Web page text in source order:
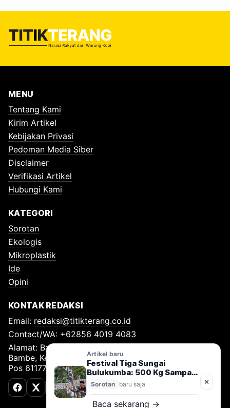
MENU
Tentang Kami
Kirim Artikel
Kebijakan Privasi
Pedoman Media Siber
Disclaimer
Verifikasi Artikel
Hubungi Kami
KATEGORI
Sorotan
Ekologis
Mikroplastik
Ide
Opini
KONTAK REDAKSI
Email: redaksi@titikterang.co.id
Contact/WA: +62856 4019 4083
Alamat: Bambe Nomor 115, RT 009 RW 009, Desa
Bambe, Kecamatan Driyorejo, Kabupaten Gresik, Kode
Pos 61177
FacebookX (Twitter)
TikTok
Artikel baru
Festival Tiga Sungai
Bulukumba: 500 Kg Sampah
Diangkut, Gerakan Jaga
Sungai Nusantara Resmi
Dimulai
Sorotan baru saja
Baca sekarang →
✕